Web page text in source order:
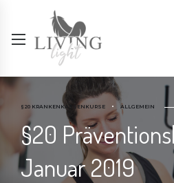
§20 KRANKENKASSENKURSE ALLGEMEIN
§20
Januar 2019